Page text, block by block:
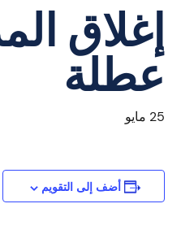
إغلاق
عطلة
25 مايو
أضف إلى التقويم